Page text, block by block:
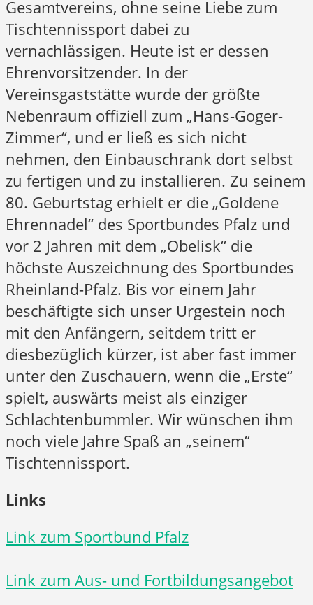
Gesamtvereins, ohne seine Liebe zum
Tischtennissport dabei zu
vernachlässigen. Heute ist er dessen
Ehrenvorsitzender. In der
Vereinsgaststätte wurde der größte
Nebenraum offiziell zum „Hans-Goger-
Zimmer“, und er ließ es sich nicht
nehmen, den Einbauschrank dort selbst
zu fertigen und zu installieren. Zu seinem
80. Geburtstag erhielt er die „Goldene
Ehrennadel“ des Sportbundes Pfalz und
vor 2 Jahren mit dem „Obelisk“ die
höchste Auszeichnung des Sportbundes
Rheinland-Pfalz. Bis vor einem Jahr
beschäftigte sich unser Urgestein noch
mit den Anfängern, seitdem tritt er
diesbezüglich kürzer, ist aber fast immer
unter den Zuschauern, wenn die „Erste“
spielt, auswärts meist als einziger
Schlachtenbummler. Wir wünschen ihm
noch viele Jahre Spaß an „seinem“
Tischtennissport.
Links
Link zum Sportbund Pfalz
Link zum Aus- und Fortbildungsangebot